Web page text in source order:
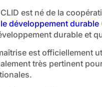
est né de la
développement durable
durable et
est officiellement
très pertinent